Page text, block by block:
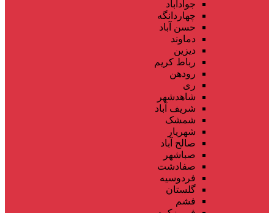
جوادآباد
چهاردانگه
حسن آباد
دماوند
دیزین
رباط کریم
رودهن
ری
شاهدشهر
شریف آباد
شمشک
شهریار
صالح آباد
صباشهر
صفادشت
فردوسیه
گلستان
فشم